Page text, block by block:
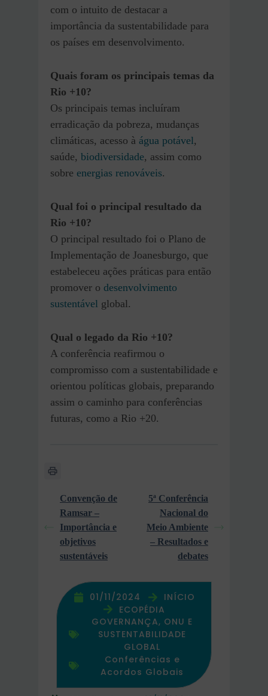
com o intuito de destacar a
importância da sustentabilidade para
os países em desenvolvimento.
Quais foram os principais temas da
Rio +10?
Os principais temas incluíram
erradicação da pobreza, mudanças
climáticas, acesso à água potável,
saúde, biodiversidade, assim como
sobre energias renováveis.
Qual foi o principal resultado da
Rio +10?
O principal resultado foi o Plano de
Implementação de Joanesburgo, que
estabeleceu ações práticas para então
promover o desenvolvimento
sustentável global.
Qual o legado da Rio +10?
A conferência reafirmou o
compromisso com a sustentabilidade e
orientou políticas globais, preparando
assim o caminho para conferências
futuras, como a Rio +20.
Convenção de
Ramsar –
Importância e
objetivos
sustentáveis
5ª Conferência
Nacional do
Meio Ambiente
– Resultados e
debates
01/11/2024
INÍCIO
ECOPÉDIA
GOVERNANÇA, ONU E
SUSTENTABILIDADE
GLOBAL
Conferências e
Acordos Globais